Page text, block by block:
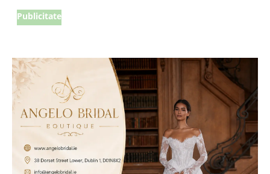
Publicitate